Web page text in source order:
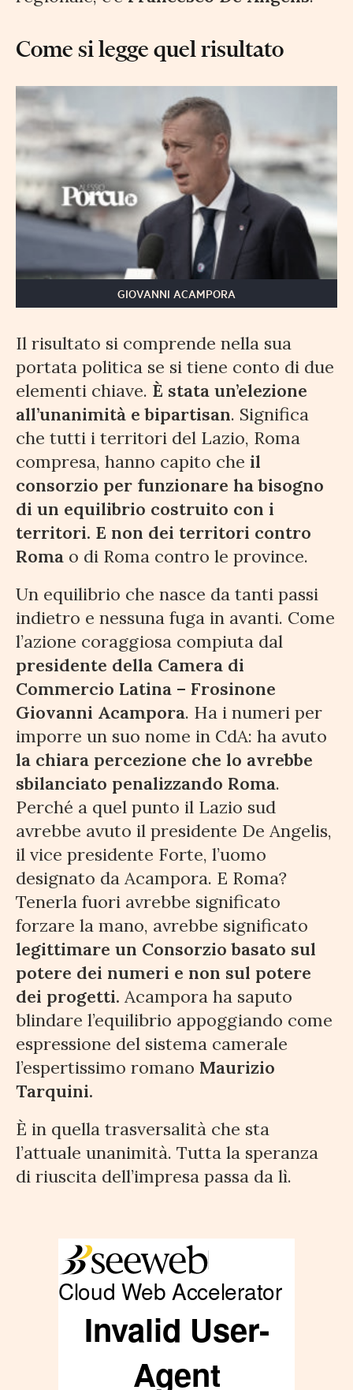
Come si legge quel risultato
GIOVANNI ACAMPORA
Il risultato si comprende nella sua
portata politica se si tiene conto di due
elementi chiave. È stata un’elezione
all’unanimità e bipartisan. Significa
che tutti i territori del Lazio, Roma
compresa, hanno capito che il
consorzio per funzionare ha bisogno
di un equilibrio costruito con i
territori. E non dei territori contro
Roma o di Roma contro le province.
Un equilibrio che nasce da tanti passi
indietro e nessuna fuga in avanti. Come
l’azione coraggiosa compiuta dal
presidente della Camera di
Commercio Latina – Frosinone
Giovanni Acampora. Ha i numeri per
imporre un suo nome in CdA: ha avuto
la chiara percezione che lo avrebbe
sbilanciato penalizzando Roma.
Perché a quel punto il Lazio sud
avrebbe avuto il presidente De Angelis,
il vice presidente Forte, l’uomo
designato da Acampora. E Roma?
Tenerla fuori avrebbe significato
forzare la mano, avrebbe significato
legittimare un Consorzio basato sul
potere dei numeri e non sul potere
dei progetti. Acampora ha saputo
blindare l’equilibrio appoggiando come
espressione del sistema camerale
l’espertissimo romano Maurizio
Tarquini.
È in quella trasversalità che sta
l’attuale unanimità. Tutta la speranza
di riuscita dell’impresa passa da lì.